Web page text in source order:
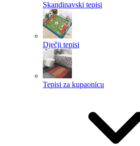
Skandinavski tepisi
Dječji tepisi
Tepisi za kupaonicu